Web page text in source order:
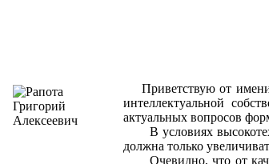
Приветствую от имени
интеллектуальной
актуальных вопросов
В условиях
должна только
Очевидно, что от